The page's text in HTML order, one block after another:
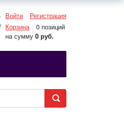
Войти
Регистрация
Корзина
0 позиций
на сумму 0 руб.